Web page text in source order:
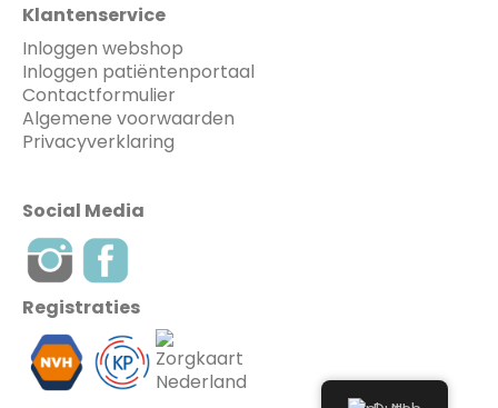
Klantenservice
Inloggen webshop
Inloggen patiëntenportaal
Contactformulier
Algemene voorwaarden
Privacyverklaring
Social Media
Registraties